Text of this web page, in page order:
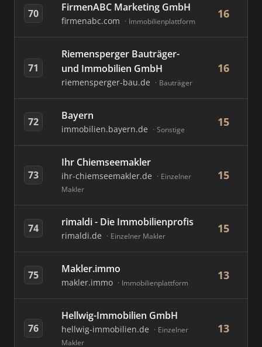
70 FirmenABC Marketing GmbH
firmenabc.com Immobilienplattform
16
71
Riemensperger Bauträger-
und Immobilien GmbH
riemensperger-bau.de Bauträger
16
72 Bayern
immobilien.bayern.de Sonstige
15
73
Ihr Chiemseemakler
ihr-chiemseemakler.de
Einzelner
Makler
15
74 rimaldi - Die Immobilienprofis
rimaldi.de Einzelner Makler
15
75 Makler.immo
makler.immo Immobilienplattform
13
76
Hellwig-Immobilien GmbH
hellwig-immobilien.de
Einzelner
Makler
13